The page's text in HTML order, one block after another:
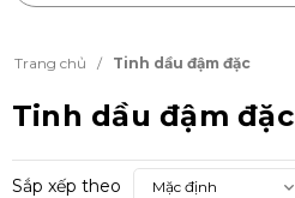
Trang chủ / Tinh dầu đậm đặc
Tinh dầu đậm đặc
Sắp xếp theo Mặc định